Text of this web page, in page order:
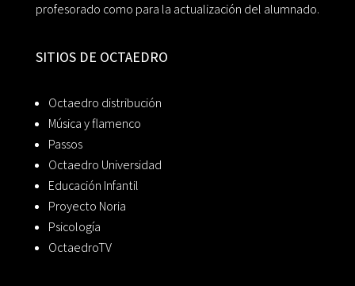
profesorado como para la actualización del alumnado.
SITIOS DE OCTAEDRO
Octaedro distribución
Música y flamenco
Passos
Octaedro Universidad
Educación Infantil
Proyecto Noria
Psicología
OctaedroTV